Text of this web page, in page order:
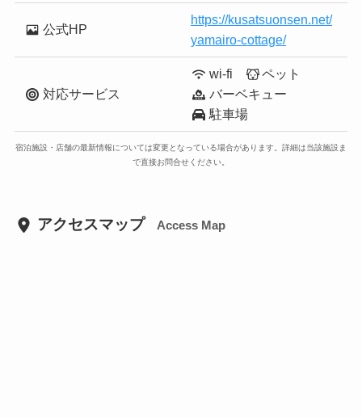
公式HP
https://kusatsuonsen.net/
yamairo-cottage/
対応サービス
wi-fi ペット
バーベキュー
駐車場
宿泊施設・店舗の最新情報については変更となっている場合があります。詳細は当該施設ま
で直接お問合せください。
アクセスマップ Access Map